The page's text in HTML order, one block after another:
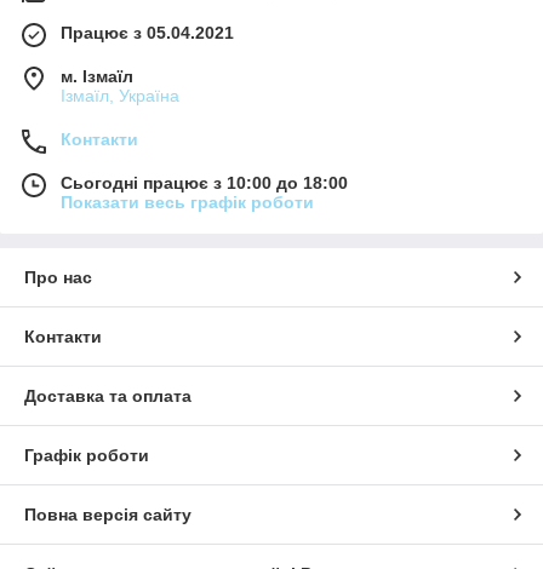
Працює з 05.04.2021
м. Ізмаїл
Ізмаїл, Україна
Контакти
Сьогодні працює з 10:00 до 18:00
Показати весь графік роботи
Про нас
Контакти
Доставка та оплата
Графік роботи
Повна версія сайту